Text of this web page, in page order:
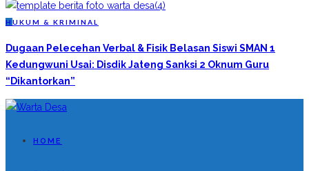
H UKUM & KRIMINAL
Dugaan Pelecehan Verbal & Fisik Belasan Siswi SMAN 1
Kedungwuni Usai: Disdik Jateng Sanksi 2 Oknum Guru
“Dikantorkan”
HOME